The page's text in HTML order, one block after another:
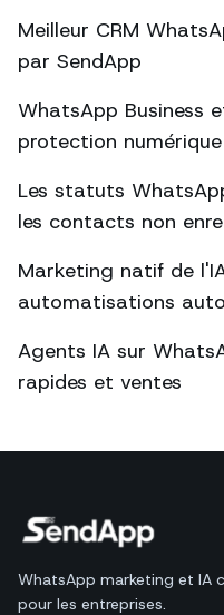
Meilleur CRM
par SendApp
WhatsApp Business
protection numérique
Les statuts
les contacts non
Marketing natif de
automatisations
Agents IA sur
rapides et ventes
WhatsApp marketing et IA
pour les entreprises.